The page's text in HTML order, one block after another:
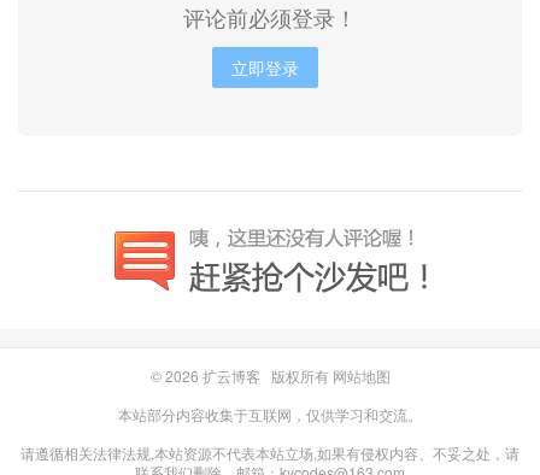
评论前必须登录！
立即登录
© 2026 扩云博客 版权所有 网站地图
本站部分内容收集于互联网，仅供学习和交流。
请遵循相关法律法规,本站资源不代表本站立场,如果有侵权内容、不妥之处，请